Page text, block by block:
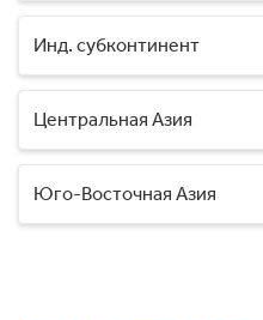
Инд. субконтинент
Центральная Азия
Юго-Восточная Азия